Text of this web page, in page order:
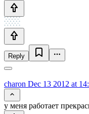
Reply
charon Dec 13 2012 at
у меня работает